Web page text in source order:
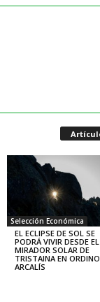
Selección Económica
EL ECLIPSE DE SOL SE
PODRÁ VIVIR DESDE EL
MIRADOR SOLAR DE
TRISTAINA EN ORDINO
ARCALÍS